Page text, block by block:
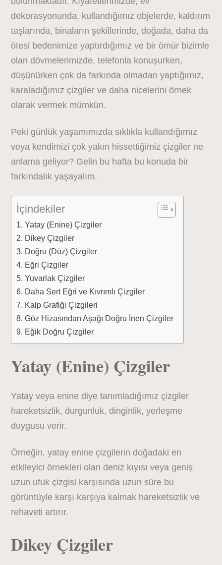
dekorasyonunda, kullandığımız objelerde, kaldırım
taşlarında, binaların şekillerinde, doğada, daha da
ötesi bedenimize yaptırdığımız ve bir ömür bizimle
olan dövmelerimizde, telefonla konuşurken,
düşünürken çok da farkında olmadan yaptığımız,
karaladığımız çizgiler ve daha nicelerini örnek
olarak vermek mümkün.
Peki günlük yaşamımızda sıklıkla kullandığımız
veya kendimizi çok yakın hissettiğimiz çizgiler ne
anlama geliyor? Gelin bu hafta bu konuda bir
farkındalık yaşayalım.
İçindekiler
Yatay (Enine) Çizgiler
Dikey Çizgiler
Doğru (Düz) Çizgiler
Eğri Çizgiler
Yuvarlak Çizgiler
Daha Sert Eğri ve Kıvrımlı Çizgiler
Kalp Grafiği Çizgileri
Göz Hizasından Aşağı Doğru İnen Çizgiler
Eğik Doğru Çizgiler
Yatay (Enine) Çizgiler
Yatay veya enine diye tanımladığımız çizgiler
hareketsizlik, durgunluk, dinginlik, yerleşme
duygusu verir.
Örneğin, yatay enine çizgilerin doğadaki en
etkileyici örnekleri olan deniz kıyısı veya geniş
uzun ufuk çizgisi karşısında uzun süre bu
görüntüyle karşı karşıya kalmak hareketsizlik ve
rehaveti artırır.
Dikey Çizgiler